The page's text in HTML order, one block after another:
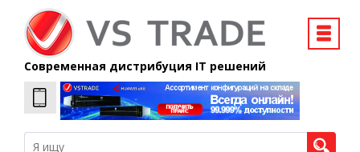
Современная дистрибуция IT решений